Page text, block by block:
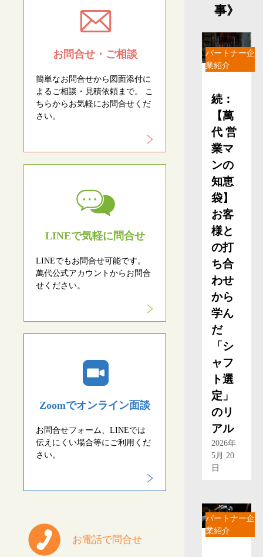
事》
パートナー企
業紹介
続：
【萬
代 営
業マ
ンの
知恵
袋】
お客
様と
の打
ち合
わせ
から
学ん
だ
「シ
ャフ
ト選
定」
のリ
アル
2026年
5月 20
日
パートナー企
業紹介
お問合せ・ご相談
簡単なお問合せから図面添付に
よるご相談・見積依頼まで。 こ
ちらからお気軽にお問合せくだ
さい。
LINEで気軽に問合せ
LINEでもお問合せ可能です。
萬代公式アカウントからお問合
せください。
Zoomでオンライン面談
お問合せフォーム、LINEでは
伝えにくい場合等にご利用くだ
さい。
お電話で問合せ